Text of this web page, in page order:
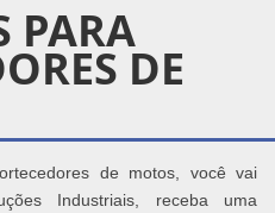
PARA
DE
de motos, você vai
Industriais, receba uma